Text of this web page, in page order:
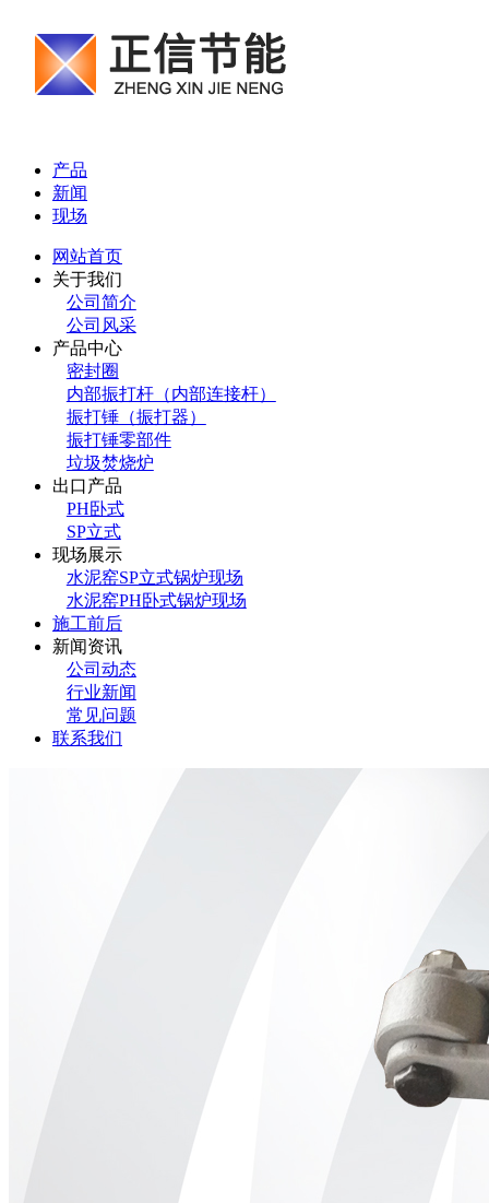
产品
新闻
现场
网站首页
关于我们
公司简介
公司风采
产品中心
密封圈
内部振打杆（内部连接杆）
振打锤（振打器）
振打锤零部件
垃圾焚烧炉
出口产品
PH卧式
SP立式
现场展示
水泥窑SP立式锅炉现场
水泥窑PH卧式锅炉现场
施工前后
新闻资讯
公司动态
行业新闻
常见问题
联系我们